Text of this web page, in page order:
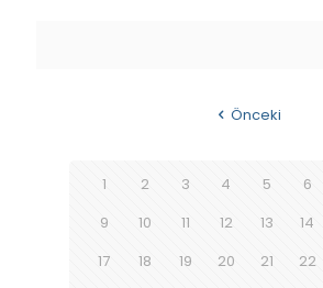
Önceki
1 2 3 4 5 6
9
10 11 12 13 14
17
18 19 20 21 22